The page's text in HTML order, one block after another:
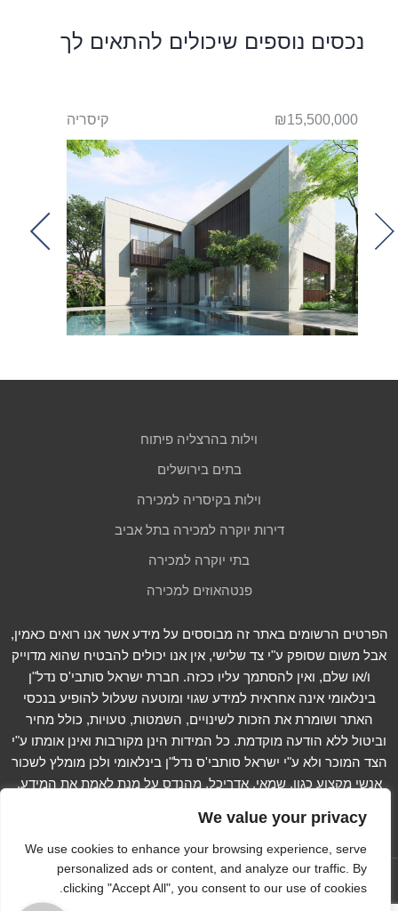
We value your privacy
We use cookies to enhance your browsing experience, serve
personalized ads or content, and analyze our traffic. By
clicking "Accept All", you consent to our use of cookies.
נכסים נוספים שיכולים להתאים לך
₪15,500,000 קיסריה
וילות בהרצליה פיתוח
בתים בירושלים
וילות בקיסריה למכירה
דירות יוקרה למכירה בתל אביב
בתי יוקרה למכירה
פנטהאוזים למכירה
הפרטים הרשומים באתר זה מבוססים על מידע אשר אנו רואים כאמין,
אבל משום שסופק ע"י צד שלישי, אין אנו יכולים להבטיח שהוא מדוייק
ו/או שלם, ואין להסתמך עליו ככזה. חברת ישראל סותבי'ס נדל"ן
בינלאומי אינה אחראית למידע שגוי ומוטעה שעלול להופיע בנכסי
האתר ושומרת את הזכות לשינויים, השמטות, טעויות, כולל מחיר
וביטול ללא הודעה מוקדמת. כל המידות הינן מקורבות ואינן אומתו ע"י
הצד המוכר ולא ע"י ישראל סותבי'ס נדל"ן בינלאומי ולכן מומלץ לשכור
אנשי מקצוע כגון, שמאי, אדריכל, מהנדס על מנת לאמת את המידע.
קרא עוד...
עקוב אחרינו ב -